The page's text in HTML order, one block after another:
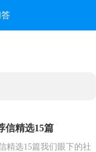
信精选15篇
精选15篇我们眼下的社